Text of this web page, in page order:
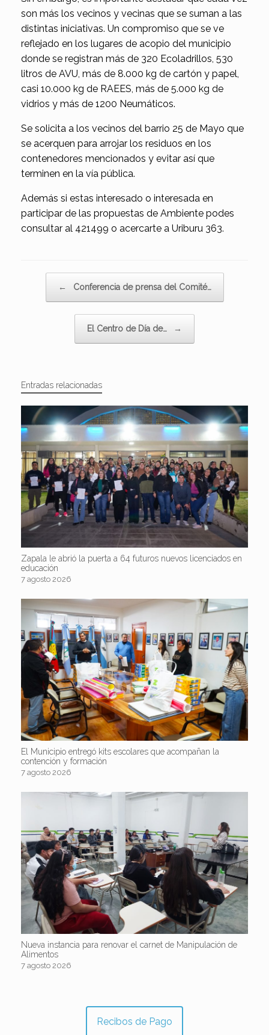
son más los vecinos y vecinas que se suman a las
distintas iniciativas. Un compromiso que se ve
reflejado en los lugares de acopio del municipio
donde se registran más de 320 Ecoladrillos, 530
litros de AVU, más de 8.000 kg de cartón y papel,
casi 10.000 kg de RAEES, más de 5.000 kg de
vidrios y más de 1200 Neumáticos.
Se solicita a los vecinos del barrio 25 de Mayo que
se acerquen para arrojar los residuos en los
contenedores mencionados y evitar así que
terminen en la vía pública.
Además si estas interesado o interesada en
participar de las propuestas de Ambiente podes
consultar al 421499 o acercarte a Uriburu 363.
← Conferencia de prensa del Comité…
El Centro de Día de… →
Entradas relacionadas
Zapala le abrió la puerta a 64 futuros nuevos licenciados en
educación
7 agosto 2026
El Municipio entregó kits escolares que acompañan la
contención y formación
7 agosto 2026
Nueva instancia para renovar el carnet de Manipulación de
Alimentos
7 agosto 2026
Recibos de Pago